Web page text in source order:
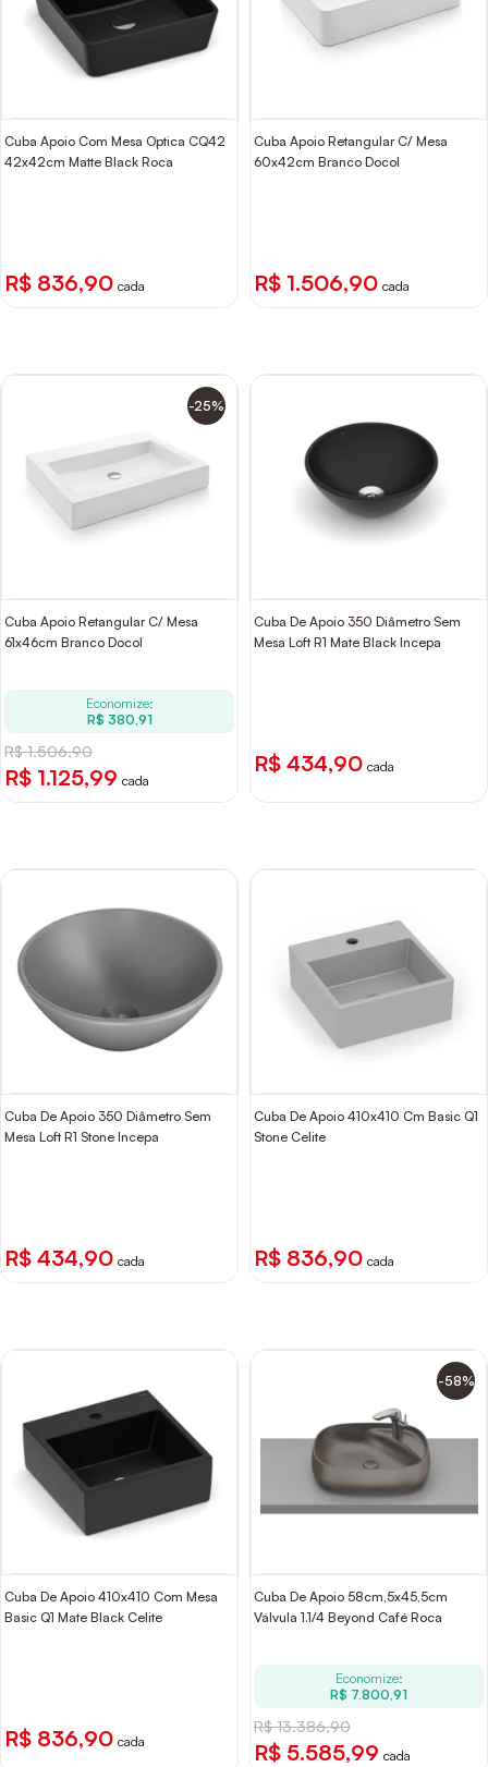
Cuba Apoio Com Mesa Optica CQ42
42x42cm Matte Black Roca
R$ 836,90 cada
Cuba Apoio Retangular C/ Mesa
60x42cm Branco Docol
R$ 1.506,90 cada
-25%
Cuba Apoio Retangular C/ Mesa
61x46cm Branco Docol
Economize:
R$ 380,91
R$ 1.506,90
R$ 1.125,99 cada
Cuba De Apoio 350 Diâmetro Sem
Mesa Loft R1 Mate Black Incepa
R$ 434,90 cada
Cuba De Apoio 350 Diâmetro Sem
Mesa Loft R1 Stone Incepa
R$ 434,90 cada
Cuba De Apoio 410x410 Cm Basic Q1
Stone Celite
R$ 836,90 cada
Cuba De Apoio 410x410 Com Mesa
Basic Q1 Mate Black Celite
R$ 836,90 cada
-58%
Cuba De Apoio 58cm,5x45,5cm
Válvula 1.1/4 Beyond Café Roca
Economize:
R$ 7.800,91
R$ 13.386,90
R$ 5.585,99 cada